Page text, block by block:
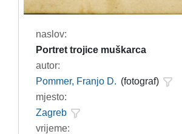
naslov:
Portret trojice muškarca
autor:
Pommer, Franjo D. (fotograf)
mjesto:
Zagreb
vrijeme: